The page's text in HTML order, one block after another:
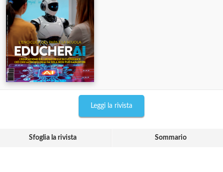
Leggi la rivista
Sfoglia la rivista Sommario